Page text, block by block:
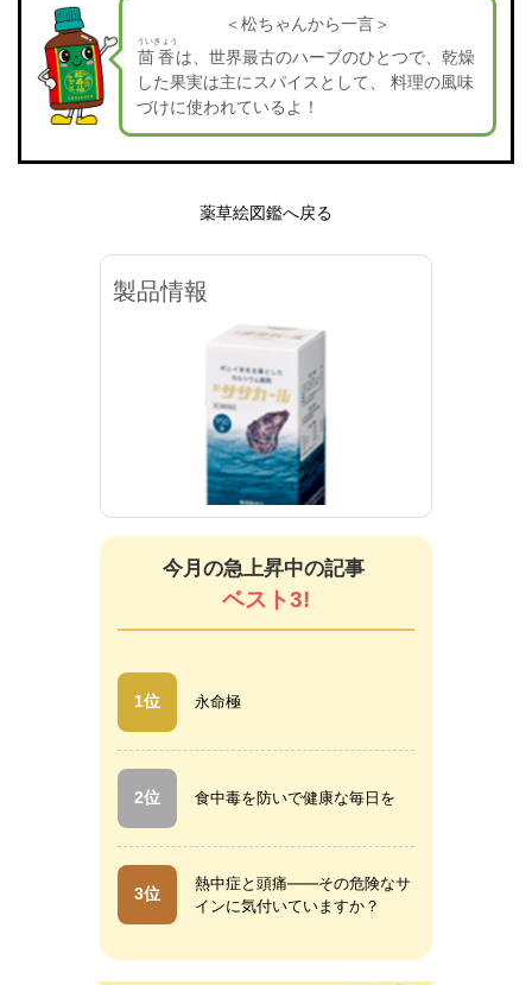
＜松ちゃんから一言＞
茴香
ういきょう
は、世界最古のハーブのひとつで、乾燥
した果実は主にスパイスとして、 料理の風味
づけに使われているよ！
薬草絵図鑑へ戻る
製品情報
新ササカール（錠剤）
今月の急上昇中の記事
ベスト3!
1位 永命極
2位 食中毒を防いで健康な毎日を
3位
熱中症と頭痛――その危険なサ
インに気付いていますか？